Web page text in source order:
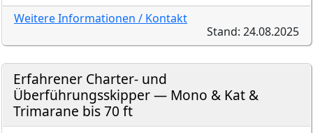
Weitere Informationen / Kontakt
Stand: 24.08.2025
Erfahrener Charter- und
Überführungsskipper — Mono & Kat &
Trimarane bis 70 ft